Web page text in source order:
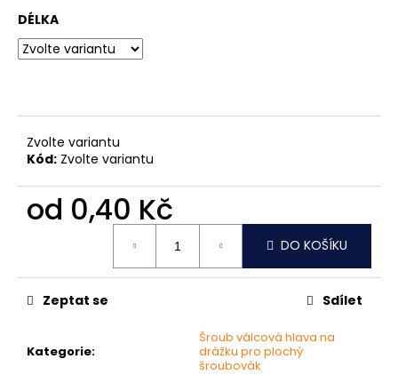
DÉLKA
Zvolte variantu
Kód: Zvolte variantu
od 0,40 Kč
DO KOŠÍKU
Kategorie:
Šroub válcová hlava na
drážku pro plochý
šroubovák
Zeptat se Sdílet
r
u
č
e
m
e
NÝT
HLAVOU
NÝTU